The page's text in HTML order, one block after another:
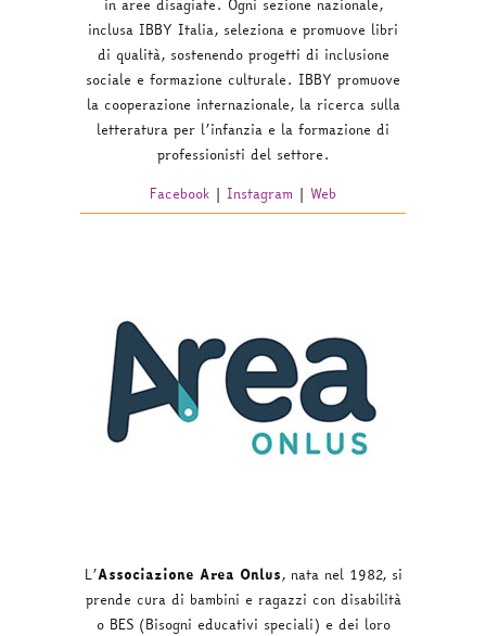
inclusa IBBY Italia, seleziona e promuove libri
di qualità, sostenendo progetti di inclusione
sociale e formazione culturale. IBBY promuove
la cooperazione internazionale, la ricerca sulla
letteratura per l’infanzia e la formazione di
professionisti del settore.
Facebook | Instagram | Web
L’Associazione Area Onlus, nata nel 1982, si
prende cura di bambini e ragazzi con disabilità
o BES (Bisogni educativi speciali) e dei loro